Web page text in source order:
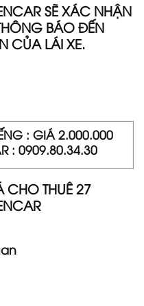
SẼ XÁC NHẬN
BÁO ĐẾN
CỦA LÁI XE.
: GIÁ 2.000.000
: 0909.80.34.30
CHO THUÊ 27